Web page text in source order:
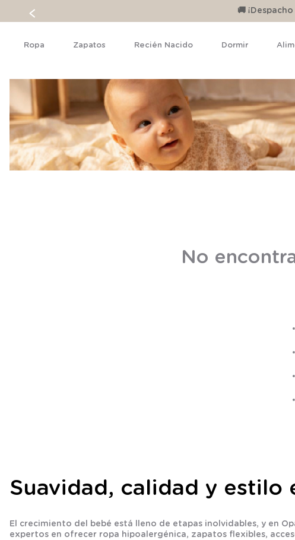
🚚
Ropa Zapatos Recién Nacido Dormir
No
Suavidad, calidad y estilo
El crecimiento del bebé está lleno de etapas inolvidables, y en
expertos en ofrecer ropa hipoalergénica, zapatos flexibles,